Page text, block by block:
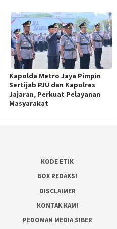
Kapolda Metro Jaya Pimpin
Sertijab PJU dan Kapolres
Jajaran, Perkuat Pelayanan
Masyarakat
KODE ETIK
BOX REDAKSI
DISCLAIMER
KONTAK KAMI
PEDOMAN MEDIA SIBER